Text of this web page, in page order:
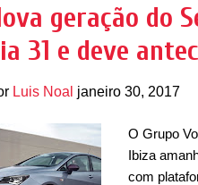
novos
X deve
geração do
31 e deve
Luis Noal janeiro 30, 2017
O Grupo
Ibiza
com